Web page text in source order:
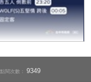
點閱次數：9349